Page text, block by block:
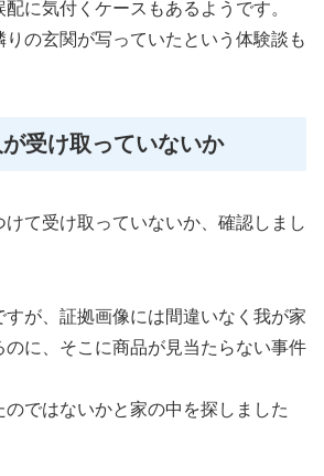
に気付くケースもあるようです。
りの玄関が写っていたという体験談も
受け取っていないか
て受け取っていないか、確認しまし
が、証拠画像には間違いなく我が家
のに、そこに商品が見当たらない事件
ではないかと家の中を探しました